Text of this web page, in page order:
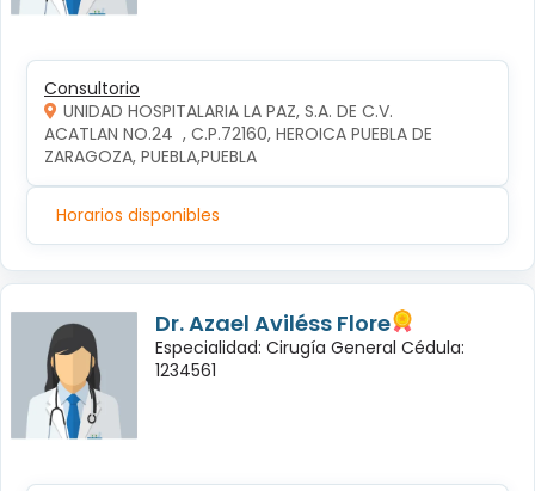
Consultorio
UNIDAD HOSPITALARIA LA PAZ, S.A. DE C.V.
ACATLAN NO.24  , C.P.72160, HEROICA PUEBLA DE
ZARAGOZA, PUEBLA,PUEBLA
Horarios disponibles
Dr. Azael Aviléss Flore
Especialidad: Cirugía General Cédula:
1234561